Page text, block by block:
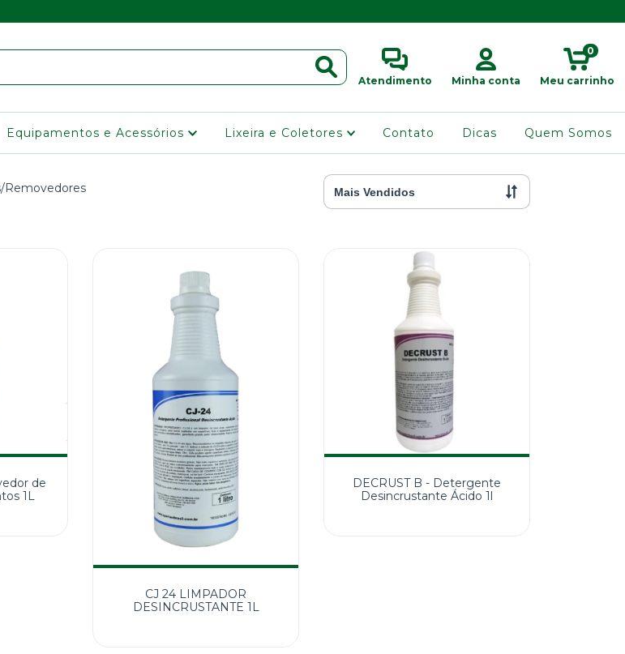
Atendimento Minha conta Meu carrinho
0
Equipamentos e Acessórios Lixeira e Coletores Contato Dicas Quem Somos
Removedores
de
1L
CJ 24 LIMPADOR
DESINCRUSTANTE 1L
DECRUST B - Detergente
Desincrustante Ácido 1l